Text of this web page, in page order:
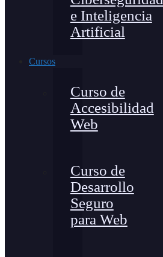
e Inteligencia
Artificial
Cursos
Curso de
Accesibilidad
Web
Curso de
Desarrollo
Seguro
para Web